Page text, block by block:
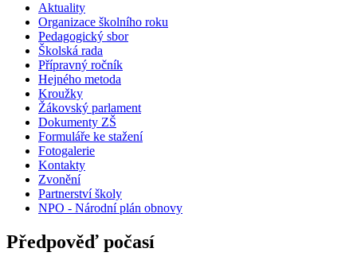
Aktuality
Organizace školního roku
Pedagogický sbor
Školská rada
Přípravný ročník
Hejného metoda
Kroužky
Žákovský parlament
Dokumenty ZŠ
Formuláře ke stažení
Fotogalerie
Kontakty
Zvonění
Partnerství školy
NPO - Národní plán obnovy
Předpověď počasí